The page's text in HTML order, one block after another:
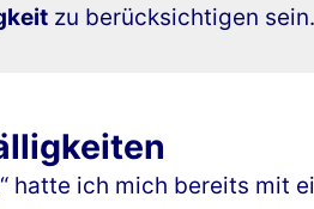
zu berücksichtigen sein.
“ hatte ich mich bereits mit